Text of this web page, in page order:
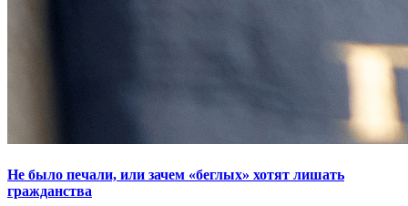
Не было печали, или зачем «беглых» хотят лишать
гражданства